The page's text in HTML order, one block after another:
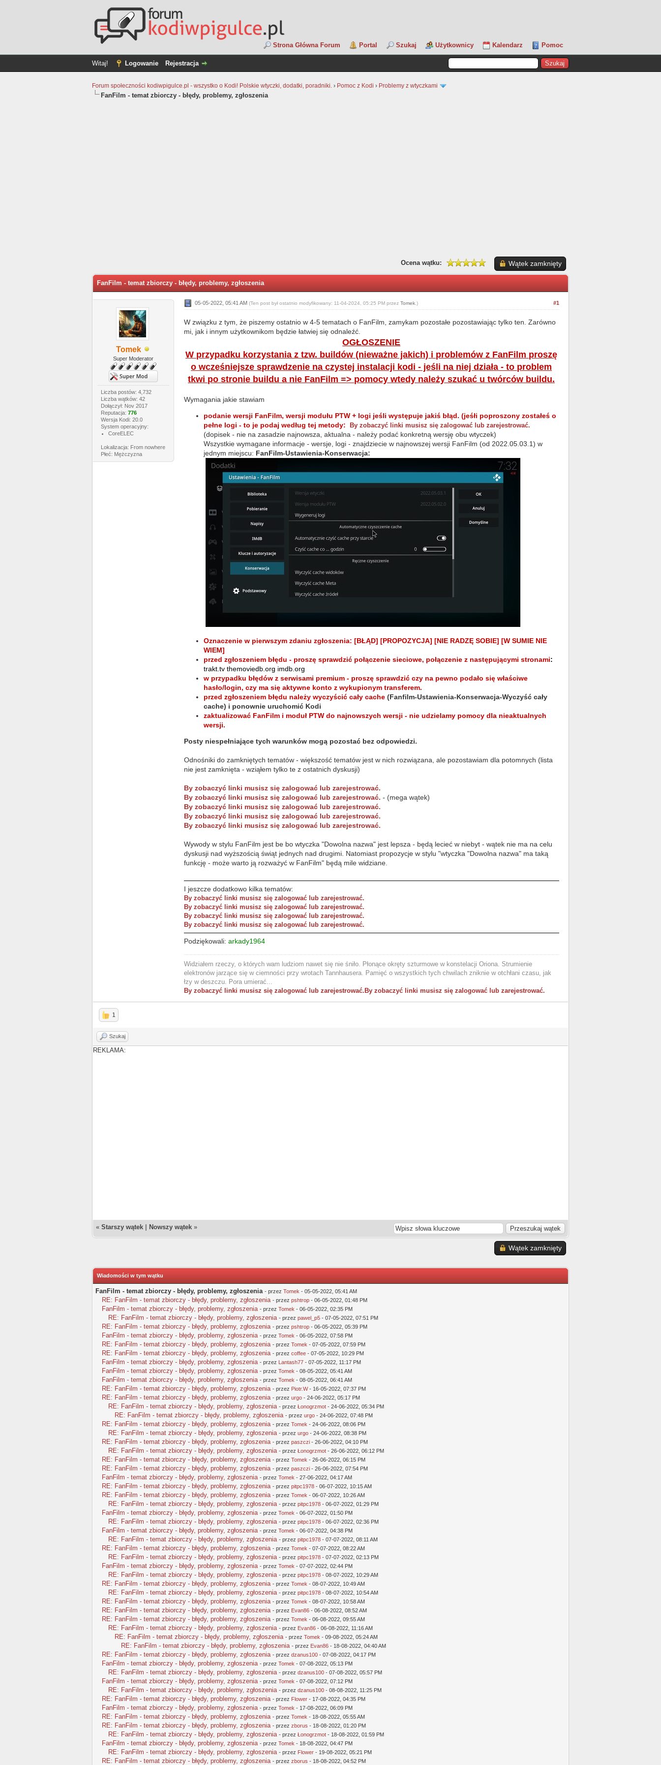
Strona Główna Forum Portal Szukaj Użytkownicy Kalendarz Pomoc
Witaj! Logowanie Rejestracja
Forum społeczności kodiwpigulce.pl - wszystko o Kodi! Polskie wtyczki, dodatki, poradniki. › Pomoc z Kodi › Problemy z wtyczkami
FanFilm - temat zbiorczy - błędy, problemy, zgłoszenia
Wątek zamknięty
Ocena wątku:
FanFilm - temat zbiorczy - błędy, problemy, zgłoszenia
Tomek
Super Moderator
Liczba postów: 4,732
Liczba wątków: 42
Dołączył: Nov 2017
Reputacja: 776
Wersja Kodi: 20.0
System operacyjny:
CoreELEC
Lokalizacja: From nowhere
Płeć: Mężczyzna
#1
05-05-2022, 05:41 AM (Ten post był ostatnio modyfikowany: 11-04-2024, 05:25 PM przez Tomek.)
W związku z tym, że piszemy ostatnio w 4-5 tematach o FanFilm, zamykam pozostałe pozostawiając tylko ten. Zarówno
mi, jak i innym użytkownikom będzie łatwiej się odnaleźć.
OGŁOSZENIE
W przypadku korzystania z tzw. buildów (nieważne jakich) i problemów z FanFilm proszę
o wcześniejsze sprawdzenie na czystej instalacji kodi - jeśli na niej działa - to problem
tkwi po stronie buildu a nie FanFilm => pomocy wtedy należy szukać u twórców buildu.
Wymagania jakie stawiam
podanie wersji FanFilm, wersji modułu PTW + logi jeśli występuje jakiś błąd. (jeśłi poproszony zostałeś o
pełne logi - to je podaj według tej metody:
By zobaczyć linki musisz się zalogować lub zarejestrować.
(dopisek - nie na zasadzie najnowsza, aktualna - należy podać konkretną wersję obu wtyczek)
Wszystkie wymagane informacje - wersje, logi - znajdziecie w najnowszej wersji FanFilm (od 2022.05.03.1) w
jednym miejscu: FanFilm-Ustawienia-Konserwacja:
Oznaczenie w pierwszym zdaniu zgłoszenia: [BŁĄD] [PROPOZYCJA] [NIE RADZĘ SOBIE] [W SUMIE NIE
WIEM]
przed zgłoszeniem błędu - proszę sprawdzić połączenie sieciowe, połączenie z następującymi stronami:
trakt.tv themoviedb.org imdb.org
w przypadku błędów z serwisami premium - proszę sprawdzić czy na pewno podało się właściwe
hasło/login, czy ma się aktywne konto z wykupionym transferem.
przed zgłoszeniem błędu należy wyczyścić cały cache(Fanfilm-Ustawienia-Konserwacja-Wyczyść cały
cache) i ponownie uruchomić Kodi
zaktualizować FanFilm i moduł PTW do najnowszych wersji - nie udzielamy pomocy dla nieaktualnych
wersji.
Posty niespełniające tych warunków mogą pozostać bez odpowiedzi.
Odnośniki do zamkniętych tematów - większość tematów jest w nich rozwiązana, ale pozostawiam dla potomnych (lista
nie jest zamknięta - wziąłem tylko te z ostatnich dyskusji)
By zobaczyć linki musisz się zalogować lub zarejestrować.
By zobaczyć linki musisz się zalogować lub zarejestrować. - (mega wątek)
By zobaczyć linki musisz się zalogować lub zarejestrować.
By zobaczyć linki musisz się zalogować lub zarejestrować.
By zobaczyć linki musisz się zalogować lub zarejestrować.
Wywody w stylu FanFilm jest be bo wtyczka "Dowolna nazwa" jest lepsza - będą lecieć w niebyt - wątek nie ma na celu
dyskusji nad wyższością świąt jednych nad drugimi. Natomiast propozycje w stylu "wtyczka "Dowolna nazwa" ma taką
funkcję - może warto ją rozważyć w FanFilm" będą mile widziane.
I jeszcze dodatkowo kilka tematów:
By zobaczyć linki musisz się zalogować lub zarejestrować.
By zobaczyć linki musisz się zalogować lub zarejestrować.
By zobaczyć linki musisz się zalogować lub zarejestrować.
By zobaczyć linki musisz się zalogować lub zarejestrować.
Podziękowali: arkady1964
Widziałem rzeczy, o których wam ludziom nawet się nie śniło. Płonące okręty szturmowe w konstelacji Oriona. Strumienie
elektronów jarzące się w ciemności przy wrotach Tannhausera. Pamięć o wszystkich tych chwilach zniknie w otchłani czasu, jak
łzy w deszczu. Pora umierać...
By zobaczyć linki musisz się zalogować lub zarejestrować. By zobaczyć linki musisz się zalogować lub zarejestrować.
1
Szukaj
REKLAMA:
« Starszy wątek Nowszy wątek »
Wątek zamknięty
Wiadomości w tym wątku
FanFilm - temat zbiorczy - błędy, problemy, zgłoszenia - przez Tomek - 05-05-2022, 05:41 AM
RE: FanFilm - temat zbiorczy - błędy, problemy, zgłoszenia - przez pshtrop - 06-05-2022, 01:48 PM
FanFilm - temat zbiorczy - błędy, problemy, zgłoszenia - przez Tomek - 06-05-2022, 02:35 PM
RE: FanFilm - temat zbiorczy - błędy, problemy, zgłoszenia - przez pawel_p5 - 07-05-2022, 07:51 PM
RE: FanFilm - temat zbiorczy - błędy, problemy, zgłoszenia - przez pshtrop - 06-05-2022, 05:39 PM
FanFilm - temat zbiorczy - błędy, problemy, zgłoszenia - przez Tomek - 06-05-2022, 07:58 PM
RE: FanFilm - temat zbiorczy - błędy, problemy, zgłoszenia - przez Tomek - 07-05-2022, 07:59 PM
RE: FanFilm - temat zbiorczy - błędy, problemy, zgłoszenia - przez coffee - 07-05-2022, 10:29 PM
FanFilm - temat zbiorczy - błędy, problemy, zgłoszenia - przez Lantash77 - 07-05-2022, 11:17 PM
FanFilm - temat zbiorczy - błędy, problemy, zgłoszenia - przez Tomek - 08-05-2022, 05:41 AM
FanFilm - temat zbiorczy - błędy, problemy, zgłoszenia - przez Tomek - 08-05-2022, 06:41 AM
RE: FanFilm - temat zbiorczy - błędy, problemy, zgłoszenia - przez Piotr.W- 16-05-2022, 07:37 PM
RE: FanFilm - temat zbiorczy - błędy, problemy, zgłoszenia - przez urgo - 24-06-2022, 05:17 PM
RE: FanFilm - temat zbiorczy - błędy, problemy, zgłoszenia - przez Łonogrzmot - 24-06-2022, 05:34 PM
RE: FanFilm - temat zbiorczy - błędy, problemy, zgłoszenia - przez urgo - 24-06-2022, 07:48 PM
RE: FanFilm - temat zbiorczy - błędy, problemy, zgłoszenia - przez Tomek - 24-06-2022, 08:06 PM
RE: FanFilm - temat zbiorczy - błędy, problemy, zgłoszenia - przez urgo - 24-06-2022, 08:38 PM
RE: FanFilm - temat zbiorczy - błędy, problemy, zgłoszenia - przez paszczi - 26-06-2022, 04:10 PM
RE: FanFilm - temat zbiorczy - błędy, problemy, zgłoszenia - przez Łonogrzmot - 26-06-2022, 06:12 PM
RE: FanFilm - temat zbiorczy - błędy, problemy, zgłoszenia - przez Tomek - 26-06-2022, 06:15 PM
RE: FanFilm - temat zbiorczy - błędy, problemy, zgłoszenia - przez paszczi - 26-06-2022, 07:54 PM
FanFilm - temat zbiorczy - błędy, problemy, zgłoszenia - przez Tomek - 27-06-2022, 04:17 AM
RE: FanFilm - temat zbiorczy - błędy, problemy, zgłoszenia - przez pitpc1978 - 06-07-2022, 10:15 AM
RE: FanFilm - temat zbiorczy - błędy, problemy, zgłoszenia - przez Tomek - 06-07-2022, 10:26 AM
RE: FanFilm - temat zbiorczy - błędy, problemy, zgłoszenia - przez pitpc1978 - 06-07-2022, 01:29 PM
FanFilm - temat zbiorczy - błędy, problemy, zgłoszenia - przez Tomek - 06-07-2022, 01:50 PM
RE: FanFilm - temat zbiorczy - błędy, problemy, zgłoszenia - przez pitpc1978 - 06-07-2022, 02:36 PM
FanFilm - temat zbiorczy - błędy, problemy, zgłoszenia - przez Tomek - 06-07-2022, 04:38 PM
RE: FanFilm - temat zbiorczy - błędy, problemy, zgłoszenia - przez pitpc1978 - 07-07-2022, 08:11 AM
RE: FanFilm - temat zbiorczy - błędy, problemy, zgłoszenia - przez Tomek - 07-07-2022, 08:22 AM
RE: FanFilm - temat zbiorczy - błędy, problemy, zgłoszenia - przez pitpc1978 - 07-07-2022, 02:13 PM
FanFilm - temat zbiorczy - błędy, problemy, zgłoszenia - przez Tomek - 07-07-2022, 02:44 PM
RE: FanFilm - temat zbiorczy - błędy, problemy, zgłoszenia - przez pitpc1978 - 08-07-2022, 10:29 AM
RE: FanFilm - temat zbiorczy - błędy, problemy, zgłoszenia - przez Tomek - 08-07-2022, 10:49 AM
RE: FanFilm - temat zbiorczy - błędy, problemy, zgłoszenia - przez pitpc1978 - 08-07-2022, 10:54 AM
RE: FanFilm - temat zbiorczy - błędy, problemy, zgłoszenia - przez Tomek - 08-07-2022, 10:58 AM
RE: FanFilm - temat zbiorczy - błędy, problemy, zgłoszenia - przez Evan86 - 06-08-2022, 08:52 AM
RE: FanFilm - temat zbiorczy - błędy, problemy, zgłoszenia - przez Tomek - 06-08-2022, 09:55 AM
RE: FanFilm - temat zbiorczy - błędy, problemy, zgłoszenia - przez Evan86 - 06-08-2022, 11:16 AM
RE: FanFilm - temat zbiorczy - błędy, problemy, zgłoszenia - przez Tomek - 09-08-2022, 05:24 AM
RE: FanFilm - temat zbiorczy - błędy, problemy, zgłoszenia - przez Evan86 - 18-08-2022, 04:40 AM
RE: FanFilm - temat zbiorczy - błędy, problemy, zgłoszenia - przez dzanus100 - 07-08-2022, 04:17 PM
FanFilm - temat zbiorczy - błędy, problemy, zgłoszenia - przez Tomek - 07-08-2022, 05:13 PM
RE: FanFilm - temat zbiorczy - błędy, problemy, zgłoszenia - przez dzanus100 - 07-08-2022, 05:57 PM
FanFilm - temat zbiorczy - błędy, problemy, zgłoszenia - przez Tomek - 07-08-2022, 07:12 PM
RE: FanFilm - temat zbiorczy - błędy, problemy, zgłoszenia - przez dzanus100 - 08-08-2022, 11:25 PM
RE: FanFilm - temat zbiorczy - błędy, problemy, zgłoszenia - przez Flower - 17-08-2022, 04:35 PM
FanFilm - temat zbiorczy - błędy, problemy, zgłoszenia - przez Tomek - 17-08-2022, 06:09 PM
RE: FanFilm - temat zbiorczy - błędy, problemy, zgłoszenia - przez Tomek - 18-08-2022, 05:55 AM
RE: FanFilm - temat zbiorczy - błędy, problemy, zgłoszenia - przez zborus - 18-08-2022, 01:20 PM
RE: FanFilm - temat zbiorczy - błędy, problemy, zgłoszenia - przez Łonogrzmot - 18-08-2022, 01:59 PM
FanFilm - temat zbiorczy - błędy, problemy, zgłoszenia - przez Tomek - 18-08-2022, 04:47 PM
RE: FanFilm - temat zbiorczy - błędy, problemy, zgłoszenia - przez Flower - 19-08-2022, 05:21 PM
RE: FanFilm - temat zbiorczy - błędy, problemy, zgłoszenia - przez zborus - 18-08-2022, 04:52 PM